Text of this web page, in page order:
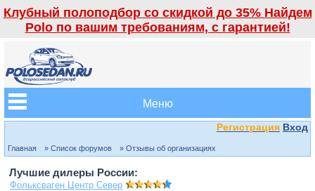
Клубный полоподбор со скидкой до 35% Найдем
Polo по вашим требованиям, с гарантией!
Меню
Регистрация Вход
Главная » Список форумов » Отзывы об организациях
Лучшие дилеры России:
Фольксваген Центр Север